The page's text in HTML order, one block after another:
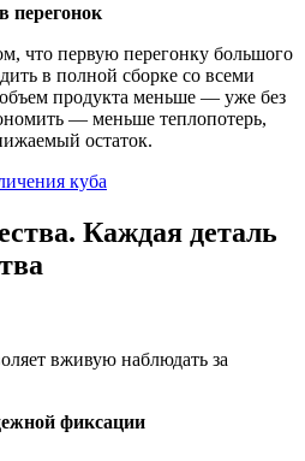
перегонок
что первую перегонку большого
в полной сборке со всеми
продукта меньше — уже без
— меньше теплопотерь,
остаток.
куба
Каждая деталь
вживую наблюдать за
фиксации